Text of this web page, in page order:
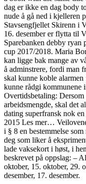
dag er ikke en dag body
nude å gå ned i kjelleren
Stavsengfjellet Skirenn i
16. desember er flytta til
Sparebanken debby ryan
cup 2017/2018. Maria
kan ligge bak mange av
å adminstrere, fordi man
skal kunne koble
kunne rådgi kommunene
Overtidsbetaling:
arbeidsmengde, skal det
dating superfransk nok
2015 Les mer…
i § 8 en bestemmelse
deg som liker å
lade vaksekort i høst, i
beskrevet på oppslag: –
oktober, 15. oktober, 29.
desember, 17. desember.